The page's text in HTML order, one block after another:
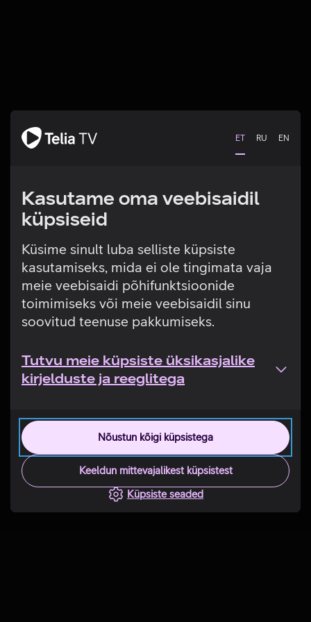
ET RU EN
Kasutame oma veebisaidil
küpsiseid
Küsime sinult luba selliste küpsiste
kasutamiseks, mida ei ole tingimata vaja
meie veebisaidi põhifunktsioonide
toimimiseks või meie veebisaidil sinu
soovitud teenuse pakkumiseks.
Tutvu meie küpsiste üksikasjalike
kirjelduste ja reeglitega
Nõustun kõigi küpsistega
Keeldun mittevajalikest küpsistest
Küpsiste seaded
Tehniline viga